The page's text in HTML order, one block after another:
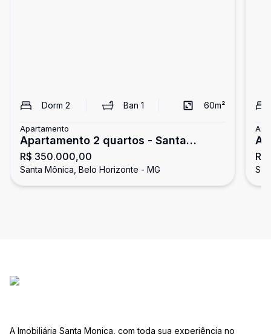
Dorm 2 Ban 1 60m²
Apartamento
Apartamento 2 quartos - Santa
Mônica
R$ 350.000,00
Santa Mônica, Belo Horizonte - MG
A Imobiliária Santa Monica, com toda sua experiência no